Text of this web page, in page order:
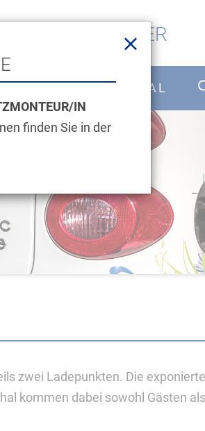
ABWASSER
KUNDENPORTAL
zwei Ladepunkten. Die
kommen dabei sowohl Gästen
IN
finden Sie in der